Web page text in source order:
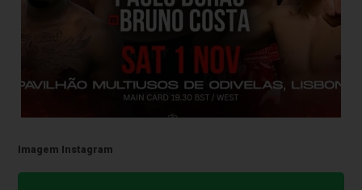
Imagem Instagram